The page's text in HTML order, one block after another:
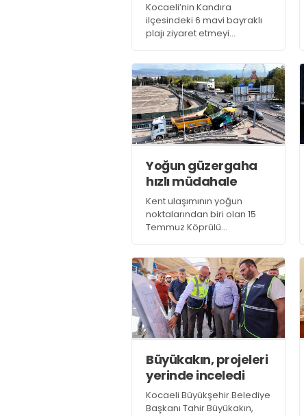
Kocaeli’nin Kandıra
ilçesindeki 6 mavi bayraklı
plajı ziyaret etmeyi
yoğunluk, deniz ve hava
koşullarını yola çıkmadan
takip ederek sahil
tercihlerini yapabiliyor
Yoğun güzergaha
hızlı müdahale
Kent ulaşımının yoğun
noktalarından biri olan 15
Temmuz Köprülü
bozulmaları, Büyükşehir A
Takımı ekiplerinin gece
boyunca yürüttüğü
çalışmalarla düzeltildi
Büyükakın, projeleri
yerinde inceledi
Kocaeli Büyükşehir Belediye
Başkanı Tahir Büyükakın,